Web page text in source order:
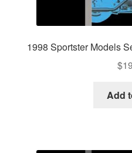
1998 Sportster Models
$
Add